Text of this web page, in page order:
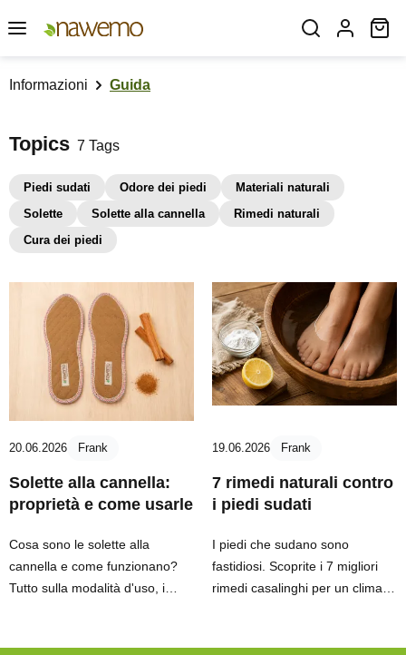
Passa al contenuto principale
Informazioni Guida
Topics 7 Tags
Piedi sudati Odore dei piedi
Materiali naturali
Solette
Solette alla cannella
Rimedi naturali
Cura dei piedi
20.06.2026 Frank
Solette alla cannella:
proprietà e come usarle
Cosa sono le solette alla
cannella e come funzionano?
Tutto sulla modalità d'uso, i
19.06.2026 Frank
7 rimedi naturali contro
i piedi sudati
I piedi che sudano sono
fastidiosi. Scoprite i 7 migliori
rimedi casalinghi per un clima